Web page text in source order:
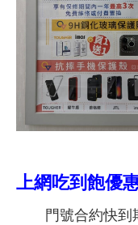
上網吃到飽優
門號合約快到